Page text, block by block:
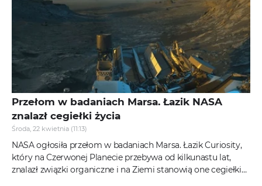
Przełom w badaniach Marsa. Łazik NASA
znalazł cegiełki życia
Środa, 22 kwietnia (11:13)
NASA ogłosiła przełom w badaniach Marsa. Łazik Curiosity,
który na Czerwonej Planecie przebywa od kilkunastu lat,
znalazł związki organiczne i na Ziemi stanowią one cegiełki